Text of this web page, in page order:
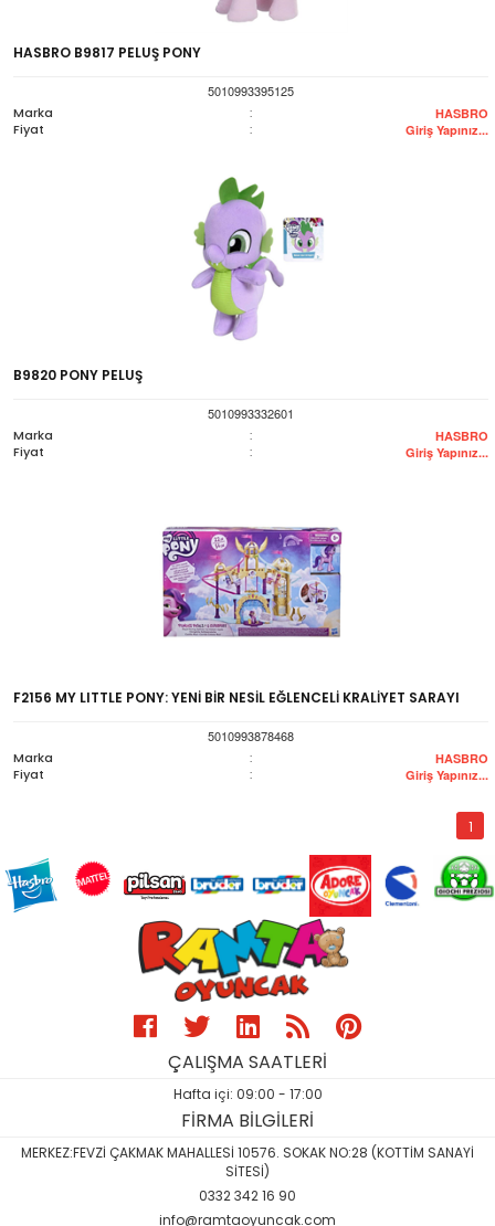
HASBRO B9817 PELUŞ PONY
5010993395125
Marka
: HASBRO
Fiyat : Giriş Yapınız...
B9820 PONY PELUŞ
5010993332601
Marka
: HASBRO
Fiyat : Giriş Yapınız...
F2156 MY LITTLE PONY: YENİ BİR NESİL EĞLENCELİ KRALİYET SARAYI
5010993878468
Marka
: HASBRO
Fiyat : Giriş Yapınız...
1
ÇALIŞMA SAATLERİ
Hafta içi: 09:00 - 17:00
FİRMA BİLGİLERİ
MERKEZ:FEVZİ ÇAKMAK MAHALLESİ 10576. SOKAK NO:28 (KOTTİM SANAYİ
SİTESİ)
0332 342 16 90
info@ramtaoyuncak.com